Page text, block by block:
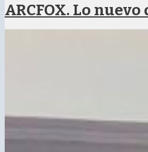
ARCFOX. Lo nuevo